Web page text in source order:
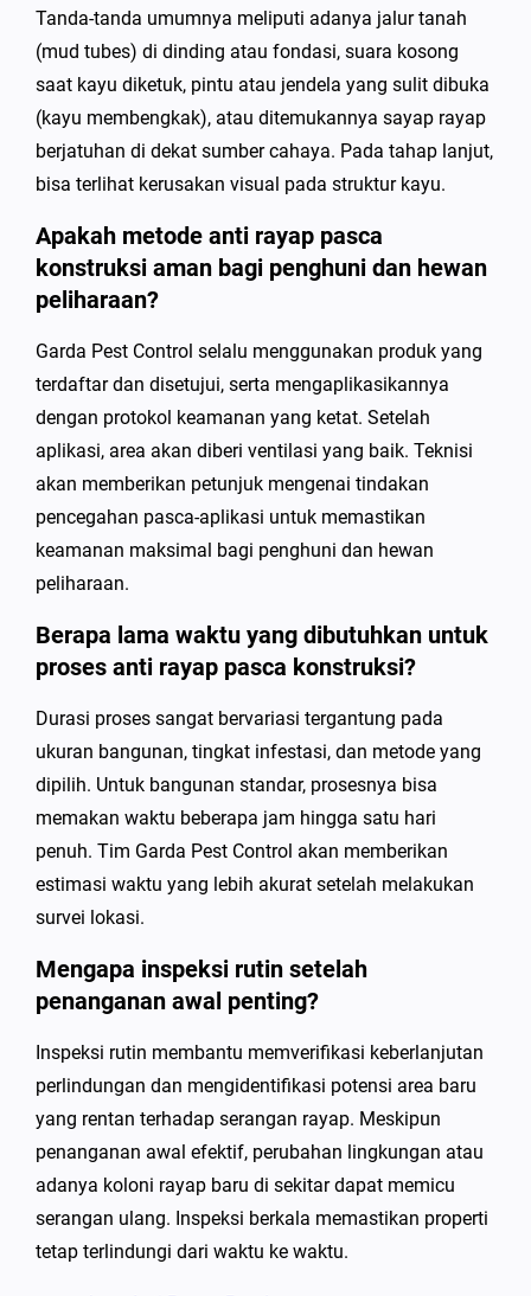
Tanda-tanda umumnya meliputi adanya jalur tanah
(mud tubes) di dinding atau fondasi, suara kosong
saat kayu diketuk, pintu atau jendela yang sulit dibuka
(kayu membengkak), atau ditemukannya sayap rayap
berjatuhan di dekat sumber cahaya. Pada tahap lanjut,
bisa terlihat kerusakan visual pada struktur kayu.
Apakah metode anti rayap pasca
konstruksi aman bagi penghuni dan hewan
peliharaan?
Garda Pest Control selalu menggunakan produk yang
terdaftar dan disetujui, serta mengaplikasikannya
dengan protokol keamanan yang ketat. Setelah
aplikasi, area akan diberi ventilasi yang baik. Teknisi
akan memberikan petunjuk mengenai tindakan
pencegahan pasca-aplikasi untuk memastikan
keamanan maksimal bagi penghuni dan hewan
peliharaan.
Berapa lama waktu yang dibutuhkan untuk
proses anti rayap pasca konstruksi?
Durasi proses sangat bervariasi tergantung pada
ukuran bangunan, tingkat infestasi, dan metode yang
dipilih. Untuk bangunan standar, prosesnya bisa
memakan waktu beberapa jam hingga satu hari
penuh. Tim Garda Pest Control akan memberikan
estimasi waktu yang lebih akurat setelah melakukan
survei lokasi.
Mengapa inspeksi rutin setelah
penanganan awal penting?
Inspeksi rutin membantu memverifikasi keberlanjutan
perlindungan dan mengidentifikasi potensi area baru
yang rentan terhadap serangan rayap. Meskipun
penanganan awal efektif, perubahan lingkungan atau
adanya koloni rayap baru di sekitar dapat memicu
serangan ulang. Inspeksi berkala memastikan properti
tetap terlindungi dari waktu ke waktu.